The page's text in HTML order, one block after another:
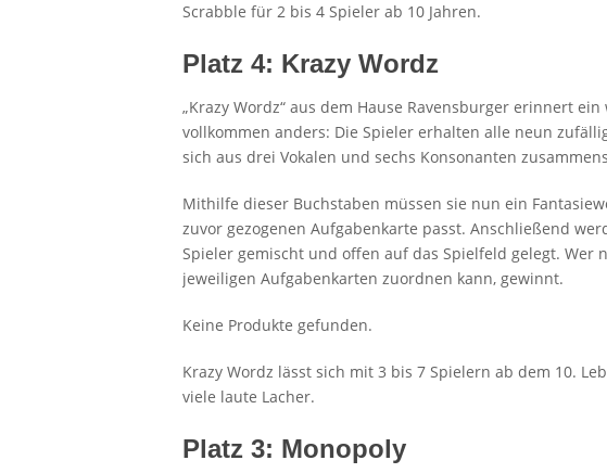
Scrabble für 2 bis 4 Spieler ab 10 Jahren.
Platz 4: Krazy Wordz
„Krazy Wordz“ aus dem Hause Ravensburger erinnert
vollkommen anders: Die Spieler erhalten alle neun
sich aus drei Vokalen und sechs Konsonanten
Mithilfe dieser Buchstaben müssen sie nun ein
zuvor gezogenen Aufgabenkarte passt. Anschließend
Spieler gemischt und offen auf das Spielfeld gelegt. Wer
jeweiligen Aufgabenkarten zuordnen kann, gewinnt.
Keine Produkte gefunden.
Krazy Wordz lässt sich mit 3 bis 7 Spielern ab dem 10.
viele laute Lacher.
Platz 3: Monopoly